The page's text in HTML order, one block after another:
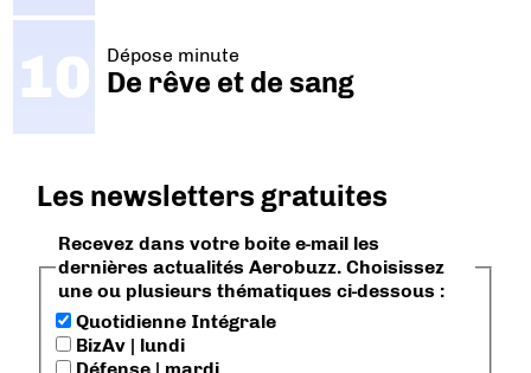
Dépose minute
De rêve et de sang
Les newsletters gratuites
Recevez dans votre boite e-mail les
dernières actualités Aerobuzz. Choisissez
une ou plusieurs thématiques ci-dessous :
Quotidienne Intégrale
BizAv | lundi